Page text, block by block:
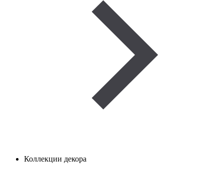
Коллекции декора